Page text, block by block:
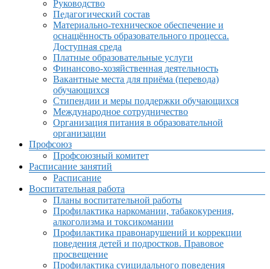
Руководство
Педагогический состав
Материально-техническое обеспечение и
оснащённость образовательного процесса.
Доступная среда
Платные образовательные услуги
Финансово-хозяйственная деятельность
Вакантные места для приёма (перевода)
обучающихся
Стипендии и меры поддержки обучающихся
Международное сотрудничество
Организация питания в образовательной
организации
Профсоюз
Профсоюзный комитет
Расписание занятий
Расписание
Воспитательная работа
Планы воспитательной работы
Профилактика наркомании, табакокурения,
алкоголизма и токсикомании
Профилактика правонарушений и коррекции
поведения детей и подростков. Правовое
просвещение
Профилактика суицидального поведения